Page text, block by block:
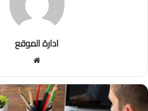
ادارة الموقع
الوي
ب